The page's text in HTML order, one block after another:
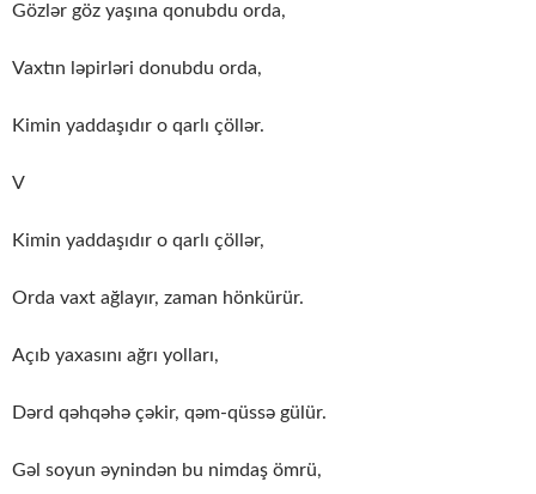
Gözlər göz yaşına qonubdu orda,
Vaxtın ləpirləri donubdu orda,
Kimin yaddaşıdır o qarlı çöllər.
V
Kimin yaddaşıdır o qarlı çöllər,
Orda vaxt ağlayır, zaman hönkürür.
Açıb yaxasını ağrı yolları,
Dərd qəhqəhə çəkir, qəm-qüssə gülür.
Gəl soyun əynindən bu nimdaş ömrü,